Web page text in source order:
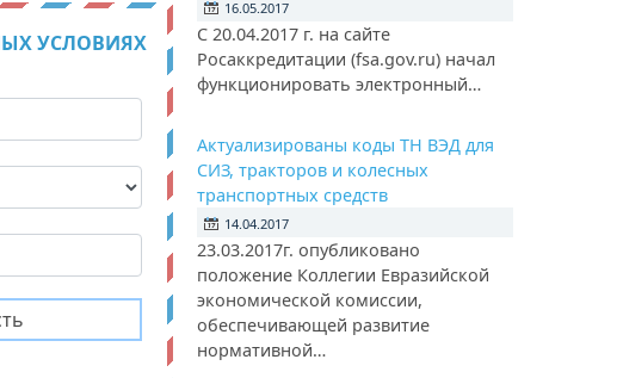
УСЛОВИЯХ
16.05.2017
С 20.04.2017 г. на сайте
Росаккредитации (fsa.gov.ru) начал
функционировать электронный…
Актуализированы коды ТН ВЭД для
СИЗ, тракторов и колесных
транспортных средств
14.04.2017
23.03.2017г. опубликовано
положение Коллегии Евразийской
экономической комиссии,
обеспечивающей развитие
нормативной…